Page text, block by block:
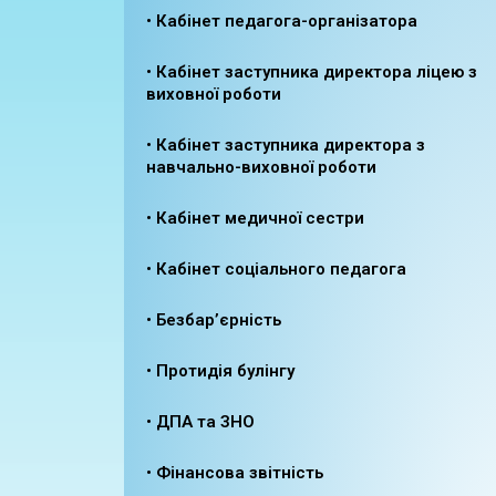
• Кабінет педагога-організатора
• Кабінет заступника директора ліцею з
виховної роботи
• Кабінет заступника директора з
навчально-виховної роботи
• Кабінет медичної сестри
• Кабінет соціального педагога
• Безбар’єрність
• Протидія булінгу
• ДПА та ЗНО
• Фінансова звітність